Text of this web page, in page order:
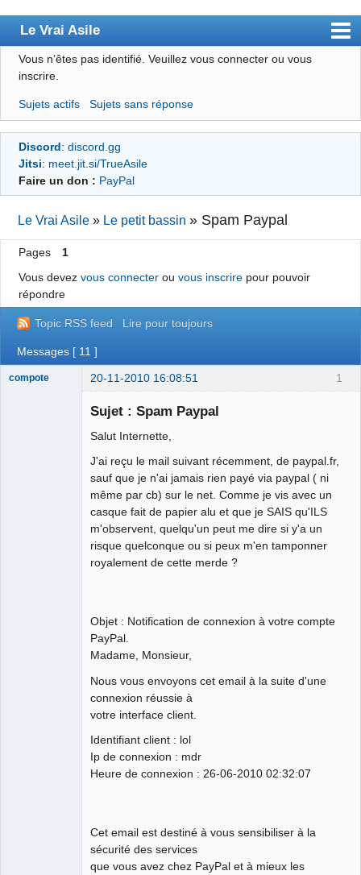
Le Vrai Asile
Accueil
Forum
Membres
Règles
S’inscrire
Connexion
Vous n’êtes pas identifié. Veuillez vous connecter ou vous
inscrire.
Sujets actifs Sujets sans réponse
Discord: discord.gg
Jitsi: meet.jit.si/TrueAsile
Faire un don : PayPal
Le Vrai Asile » Le petit bassin » Spam Paypal
Pages
1
Vous devez vous connecterou vous inscrirepour pouvoir
répondre
Topic RSS feed Lire pour toujours
Messages [ 11 ]
1
compote 20-11-2010 16:08:51
Sujet : Spam Paypal
Salut Internette,
J'ai reçu le mail suivant récemment, de paypal.fr,
sauf que je n'ai jamais rien payé via paypal ( ni
même par cb) sur le net. Comme je vis avec un
casque fait de papier alu et que je SAIS qu'ILS
m'observent, quelqu'un peut me dire si y'a un
risque quelconque ou si peux m'en tamponner
royalement de cette merde ?
Objet : Notification de connexion à votre compte
PayPal.
Madame, Monsieur,
Nous vous envoyons cet email à la suite d'une
connexion réussie à
votre interface client.
Identifiant client : lol
Ip de connexion : mdr
Heure de connexion : 26-06-2010 02:32:07
Cet email est destiné à vous sensibiliser à la
sécurité des services
que vous avez chez PayPal et à mieux les